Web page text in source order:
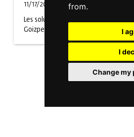
from.
I
I
Change my
11/17/2020
Les solutions de l'industrie 4.0 sont
Goizper Group, telles que Smart G
Voir tous les